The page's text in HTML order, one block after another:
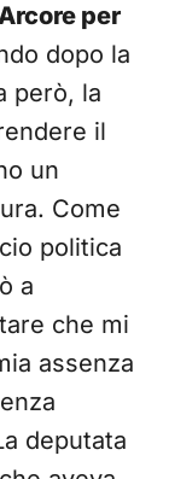
per
dopo la
però, la
il
un
Come
politica
a
che mi
assenza
deputata